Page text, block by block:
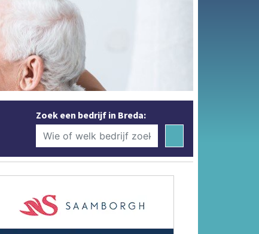
Zoek een bedrijf in Breda: